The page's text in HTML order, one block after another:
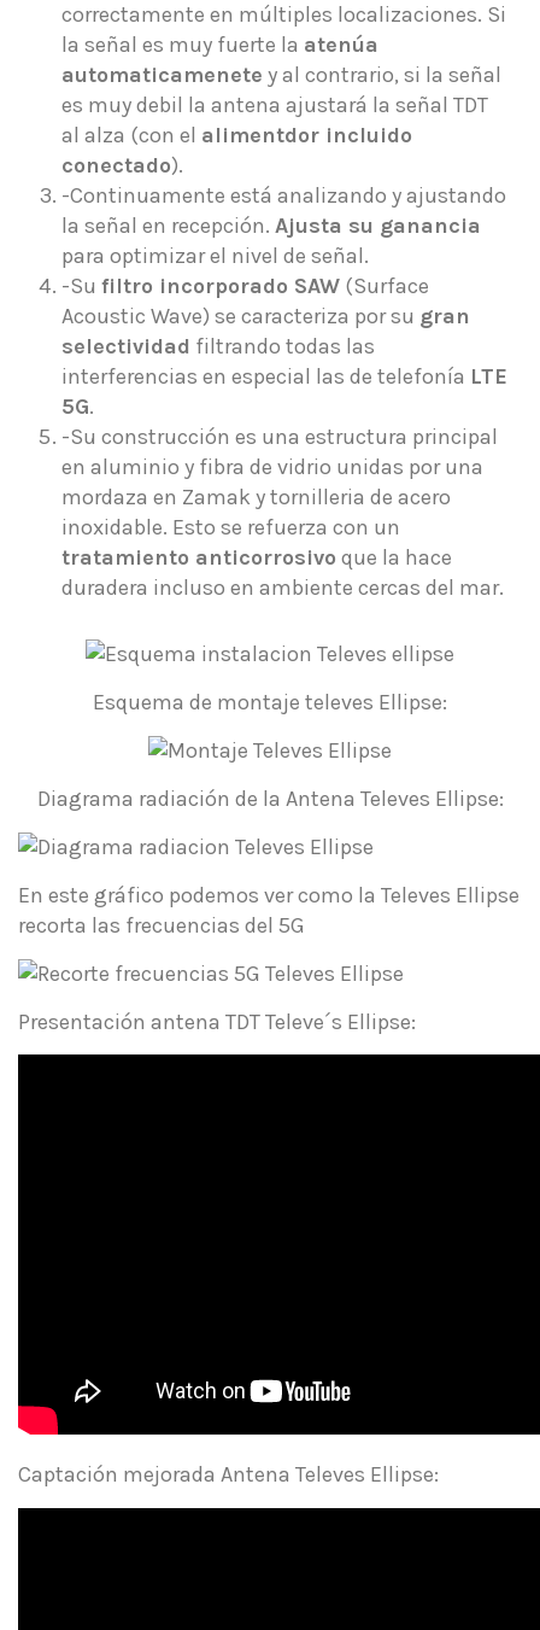
correctamente en múltiples localizaciones. Si
la señal es muy fuerte la atenúa
automaticamenete y al contrario, si la señal
es muy debil la antena ajustará la señal TDT
al alza (con el alimentdor incluido
conectado).
-Continuamente está analizando y ajustando
la señal en recepción. Ajusta su ganancia
para optimizar el nivel de señal.
-Su filtro incorporado SAW (Surface
Acoustic Wave) se caracteriza por su gran
selectividad filtrando todas las
interferencias en especial las de telefonía LTE
5G.
-Su construcción es una estructura principal
en aluminio y fibra de vidrio unidas por una
mordaza en Zamak y tornilleria de acero
inoxidable. Esto se refuerza con un
tratamiento anticorrosivo que la hace
duradera incluso en ambiente cercas del mar.
Esquema de montaje televes Ellipse:
Diagrama radiación de la Antena Televes Ellipse:
En este gráfico podemos ver como la Televes Ellipse
recorta las frecuencias del 5G
Presentación antena TDT Televe´s Ellipse:
Captación mejorada Antena Televes Ellipse: